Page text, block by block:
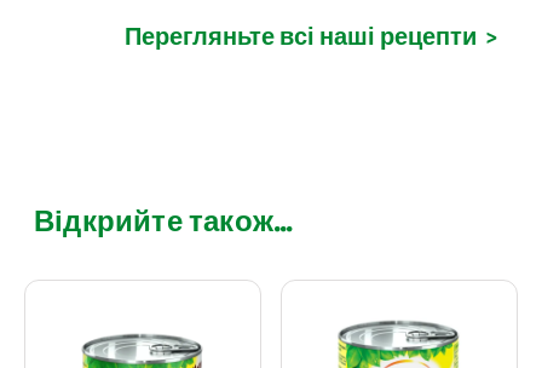
Перегляньте всі наші рецепти >
Відкрийте також...